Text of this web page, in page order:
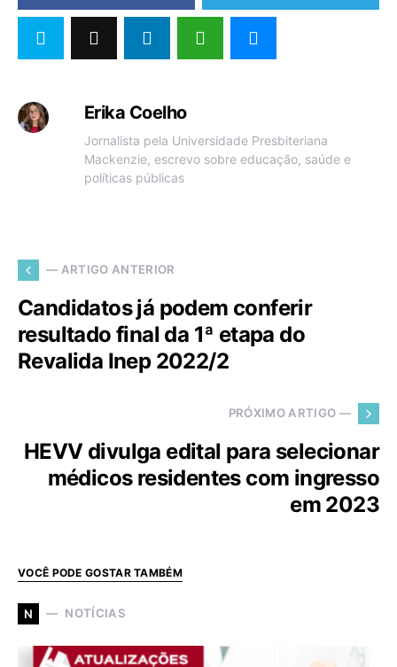
Erika Coelho
Jornalista pela Universidade Presbiteriana
Mackenzie, escrevo sobre educação, saúde e
políticas públicas
— ARTIGO ANTERIOR
Candidatos já podem conferir
resultado final da 1ª etapa do
Revalida Inep 2022/2
PRÓXIMO ARTIGO —
HEVV divulga edital para selecionar
médicos residentes com ingresso
em 2023
VOCÊ PODE GOSTAR TAMBÉM
N NOTÍCIAS